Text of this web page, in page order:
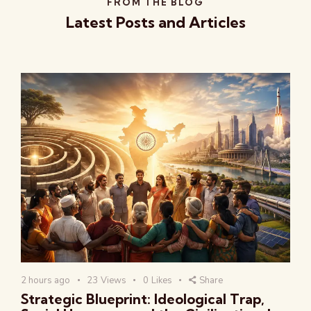
Latest Posts and Articles
2 hours ago 23 Views 0 Likes Share
Strategic Blueprint: Ideological Trap,